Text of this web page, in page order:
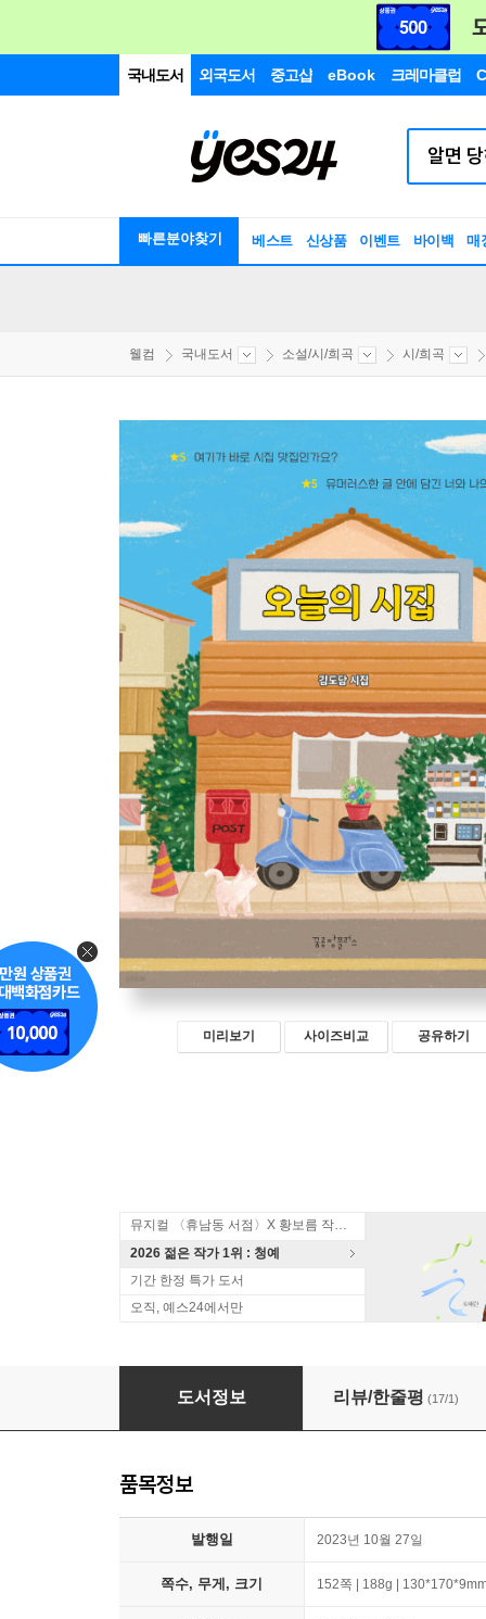
국내도서 외국도서 중고샵 eBook 크레마클럽
빠른분야찾기 베스트 신상품 이벤트 바이백 매
웰컴 국내도서 소설/시/희곡 시/희곡
미리보기 사이즈비교 공유하기
뮤지컬 〈휴남동 서점〉X 황보름 작가 북토크
2026 젊은 작가 1위 : 청예
기간 한정 특가 도서
오직, 예스24에서만
오늘의 시집
도서정보 리뷰/한줄평 (17/1)
품목정보
발행일 2023년 10월 27일
쪽수, 무게, 크기 152쪽 | 188g |